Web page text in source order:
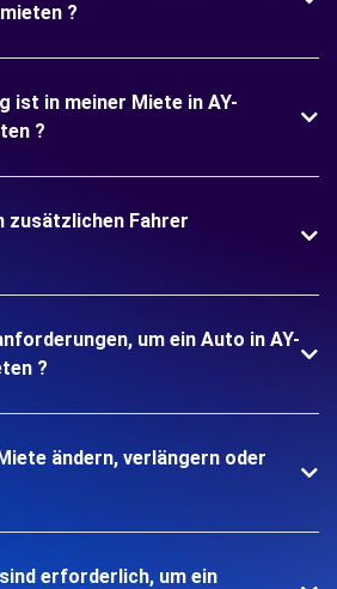
?
ist in meiner Miete in AY-
?
zusätzlichen Fahrer
um ein Auto in AY-
?
ändern, verlängern oder
erforderlich, um ein